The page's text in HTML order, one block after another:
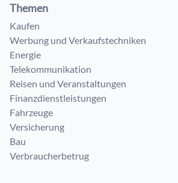
Themen
Kaufen
Werbung und Verkaufstechniken
Energie
Telekommunikation
Reisen und Veranstaltungen
Finanzdienstleistungen
Fahrzeuge
Versicherung
Bau
Verbraucherbetrug